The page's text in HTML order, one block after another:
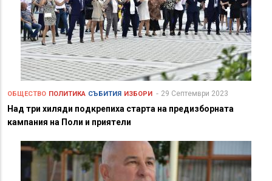
ОБЩЕСТВО ПОЛИТИКА СЪБИТИЯ ИЗБОРИ 29 Септември 2023
Над три хиляди подкрепиха старта на предизборната
кампания на Поли и приятели